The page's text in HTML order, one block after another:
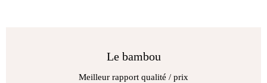
Le bambou
Meilleur rapport qualité / prix